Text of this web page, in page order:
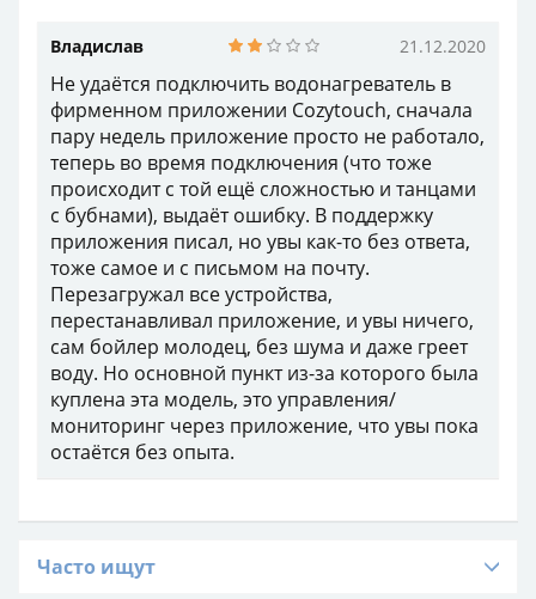
Владислав 21.12.2020
Не удаётся подключить водонагреватель в
фирменном приложении Cozytouch, сначала
пару недель приложение просто не работало,
теперь во время подключения (что тоже
происходит с той ещё сложностью и танцами
с бубнами), выдаёт ошибку. В поддержку
приложения писал, но увы как-то без ответа,
тоже самое и с письмом на почту.
Перезагружал все устройства,
перестанавливал приложение, и увы ничего,
сам бойлер молодец, без шума и даже греет
воду. Но основной пункт из-за которого была
куплена эта модель, это управления/
мониторинг через приложение, что увы пока
остаётся без опыта.
Часто ищут